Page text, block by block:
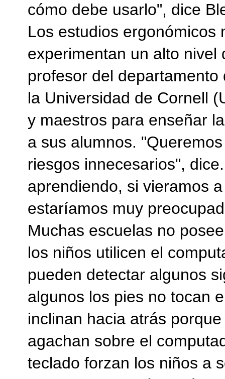
cómo debe usarlo", dice
Los estudios ergonómicos
experimentan un alto nivel
profesor del
la Universidad de Cornell
y maestros para enseñar
a sus alumnos.
riesgos innecesarios",
aprendiendo, si vieramos
estaríamos muy
Muchas escuelas no
los niños utilicen el
pueden detectar algunos
algunos los pies no tocan
inclinan hacia atrás
agachan sobre el
teclado forzan los niños a